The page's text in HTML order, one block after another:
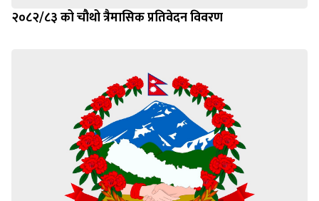
२०८२/८३ को चौथो त्रैमासिक प्रतिवेदन विवरण